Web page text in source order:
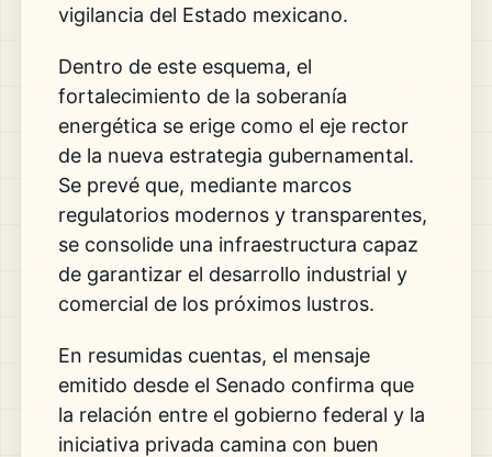
vigilancia del Estado mexicano.
Dentro de este esquema, el
fortalecimiento de la soberanía
energética se erige como el eje rector
de la nueva estrategia gubernamental.
Se prevé que, mediante marcos
regulatorios modernos y transparentes,
se consolide una infraestructura capaz
de garantizar el desarrollo industrial y
comercial de los próximos lustros.
En resumidas cuentas, el mensaje
emitido desde el Senado confirma que
la relación entre el gobierno federal y la
iniciativa privada camina con buen